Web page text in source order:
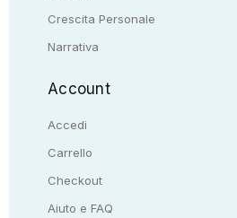
Crescita Personale
Narrativa
Account
Accedi
Carrello
Checkout
Aiuto e FAQ